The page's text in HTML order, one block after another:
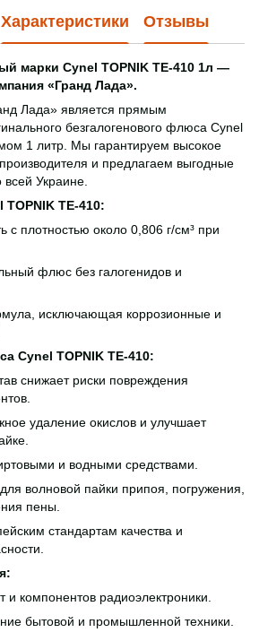
Характеристики Отзывы
марки Cynel ТOPNIK TE-410 1л —
«Гранд Лада».
Лада» является прямым
безгалогенового флюса Cynel
1 литр. Мы гарантируем высокое
производителя и предлагаем выгодные
Украине.
TE-410:
с плотностью около 0,806 г/см³ при
флюс без галогенидов и
исключающая коррозионные и
Cynel ТOPNIK TE-410:
снижает риски повреждения
удаление окислов и улучшает
и водными средствами.
волновой пайки припоя, погружения,
пены.
стандартам качества и
и компонентов радиоэлектроники.
бытовой и промышленной техники.